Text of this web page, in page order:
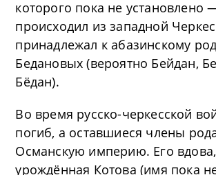
которого пока не установлено
происходил из западной
принадлежал к абазинскому
Бедановых (вероятно Бейдан,
Бёдан).
Во время русско-черкесской
погиб, а оставшиеся члены
Османскую империю. Его вдова,
урождённая Котова (имя пока